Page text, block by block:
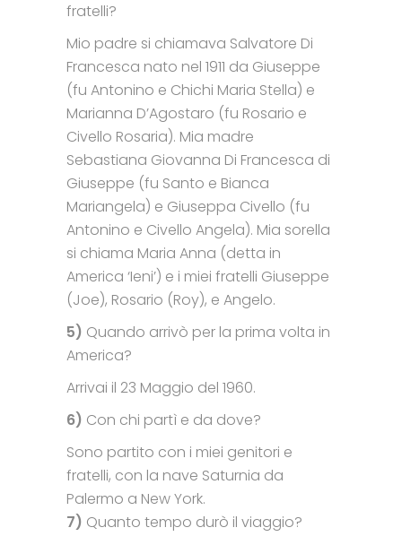
fratelli?
Mio padre si chiamava Salvatore Di
Francesca nato nel 1911 da Giuseppe
(fu Antonino e Chichi Maria Stella) e
Marianna D’Agostaro (fu Rosario e
Civello Rosaria). Mia madre
Sebastiana Giovanna Di Francesca di
Giuseppe (fu Santo e Bianca
Mariangela) e Giuseppa Civello (fu
Antonino e Civello Angela). Mia sorella
si chiama Maria Anna (detta in
America ‘Ieni’) e i miei fratelli Giuseppe
(Joe), Rosario (Roy), e Angelo.
5) Quando arrivò per la prima volta in
America?
Arrivai il 23 Maggio del 1960.
6) Con chi partì e da dove?
Sono partito con i miei genitori e
fratelli, con la nave Saturnia da
Palermo a New York.
7) Quanto tempo durò il viaggio?